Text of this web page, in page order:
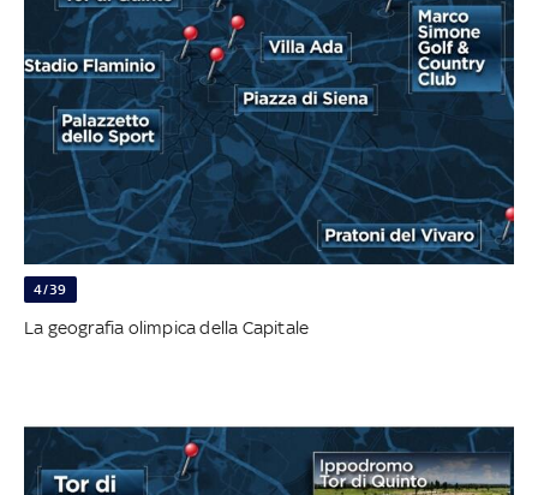
4/39
La geografia olimpica della Capitale